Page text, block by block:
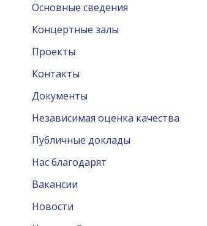
Основные сведения
Концертные залы
Проекты
Контакты
Документы
Независимая оценка качества
Публичные доклады
Нас благодарят
Вакансии
Новости